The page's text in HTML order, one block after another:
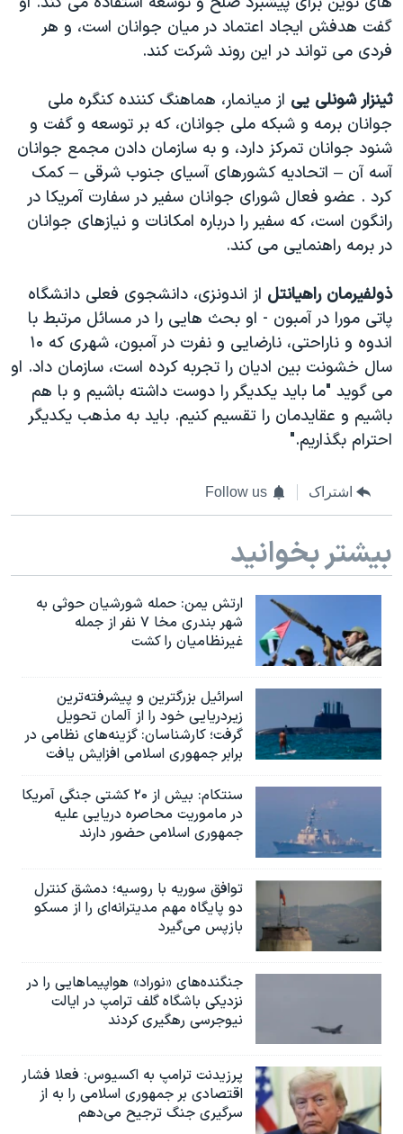
گفت هدفش ایجاد اعتماد در میان جوانان است، و هر
فردی می تواند در این روند شرکت کند.
ثینزار شونلی یی از میانمار، هماهنگ کننده کنگره ملی
جوانان برمه و شبکه ملی جوانان، که بر توسعه و گفت و
شنود جوانان تمرکز دارد، و به سازمان دادن مجمع جوانان
آسه آن – اتحادیه کشورهای آسیای جنوب شرقی – کمک
کرد . عضو فعال شورای جوانان سفیر در سفارت آمریکا در
رانگون است، که سفیر را درباره امکانات و نیازهای جوانان
در برمه راهنمایی می کند.
ذولفیرمان راهیانتل از اندونزی، دانشجوی فعلی دانشگاه
پاتی مورا در آمبون - او بحث هایی را در مسائل مرتبط با
اندوه و ناراحتی، نارضایی و نفرت در آمبون، شهری که ۱۰
سال خشونت بین ادیان را تجربه کرده است، سازمان داد. او
می گوید "ما باید یکدیگر را دوست داشته باشیم و با هم
باشیم و عقایدمان را تقسیم کنیم. باید به مذهب یکدیگر
احترام بگذاریم."
اشتراک Follow us
بیشتر بخوانید
ارتش یمن: حمله شورشیان حوثی به
شهر بندری مخا ۷ نفر از جمله
غیرنظامیان را کشت
اسرائيل بزرگترین و پیشرفته‌ترین
زیردریایی خود را از آلمان تحویل
گرفت؛ کارشناسان: گزینه‌های نظامی در
برابر جمهوری اسلامی افزایش یافت
سنتکام: بیش از ۲۰ کشتی جنگی آمریکا
در ماموریت محاصره دریایی علیه
جمهوری اسلامی حضور دارند
توافق سوریه با روسیه؛ دمشق کنترل
دو پایگاه مهم مدیترانه‌ای را از مسکو
بازپس می‌گیرد
جنگنده‌های «نوراد» هواپیماهایی را در
نزدیکی باشگاه گلف ترامپ در ایالت
نیوجرسی رهگیری کردند
پرزیدنت ترامپ به اکسیوس: فعلا فشار
اقتصادی بر جمهوری اسلامی را به از
سرگیری جنگ ترجیح می‌دهم